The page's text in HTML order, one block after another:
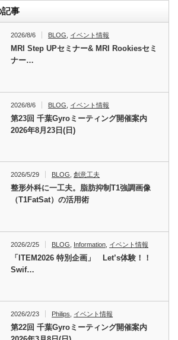
記事
2026/8/6 BLOG, イベント情報
MRI Step UPセミナー& MRI Rookiesセミ
ナー…
2026/8/6 BLOG イベント情報
第23回 千葉Gyroミーティング開催案内
2026年8月23日(日)
2026/5/29 BLOG ,創意工夫
整形外科に一工夫。脂肪抑制T1強調画像
（T1FatSat）の活用術
2026/2/25 BLOG Information イベント情報
「ITEM2026 特別企画」 Let’s体験！！
Swif…
2026/2/23 Philips イベント情報
第22回 千葉Gyroミーティング開催案内